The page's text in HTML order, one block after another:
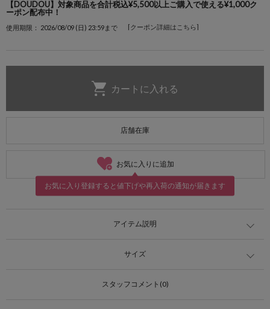
【DOUDOU】対象商品を合計税込¥5,500以上ご購入で使える¥1,000ク
ーポン配布中！
使用期限： 2026/08/09 (日) 23:59まで [クーポン詳細はこちら]
店舗在庫
お気に入りに追加
お気に入り登録すると値下げや再入荷の通知が届きます
アイテム説明
サイズ
スタッフコメント(0)